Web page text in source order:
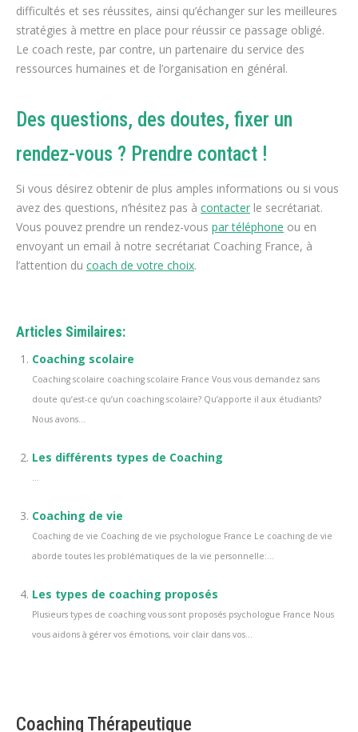
difficultés et ses réussites, ainsi qu’échanger sur les meilleures
stratégies à mettre en place pour réussir ce passage obligé.
Le coach reste, par contre, un partenaire du service des
ressources humaines et de l’organisation en général.
Des questions, des doutes, fixer un
rendez-vous ? Prendre contact !
Si vous désirez obtenir de plus amples informations ou si vous
avez des questions, n’hésitez pas à contacter le secrétariat.
Vous pouvez prendre un rendez-vous par téléphone ou en
envoyant un email à notre secrétariat Coaching France, à
l’attention du coach de votre choix.
Articles Similaires:
Coaching scolaire
Coaching scolaire coaching scolaire France Vous vous demandez sans
doute qu’est-ce qu’un coaching scolaire? Qu’apporte il aux étudiants?
Nous avons...
Les différents types de Coaching
...
Coaching de vie
Coaching de vie Coaching de vie psychologue France Le coaching de vie
aborde toutes les problématiques de la vie personnelle:...
Les types de coaching proposés
Plusieurs types de coaching vous sont proposés psychologue France Nous
vous aidons à gérer vos émotions, voir clair dans vos...
Coaching Thérapeutique